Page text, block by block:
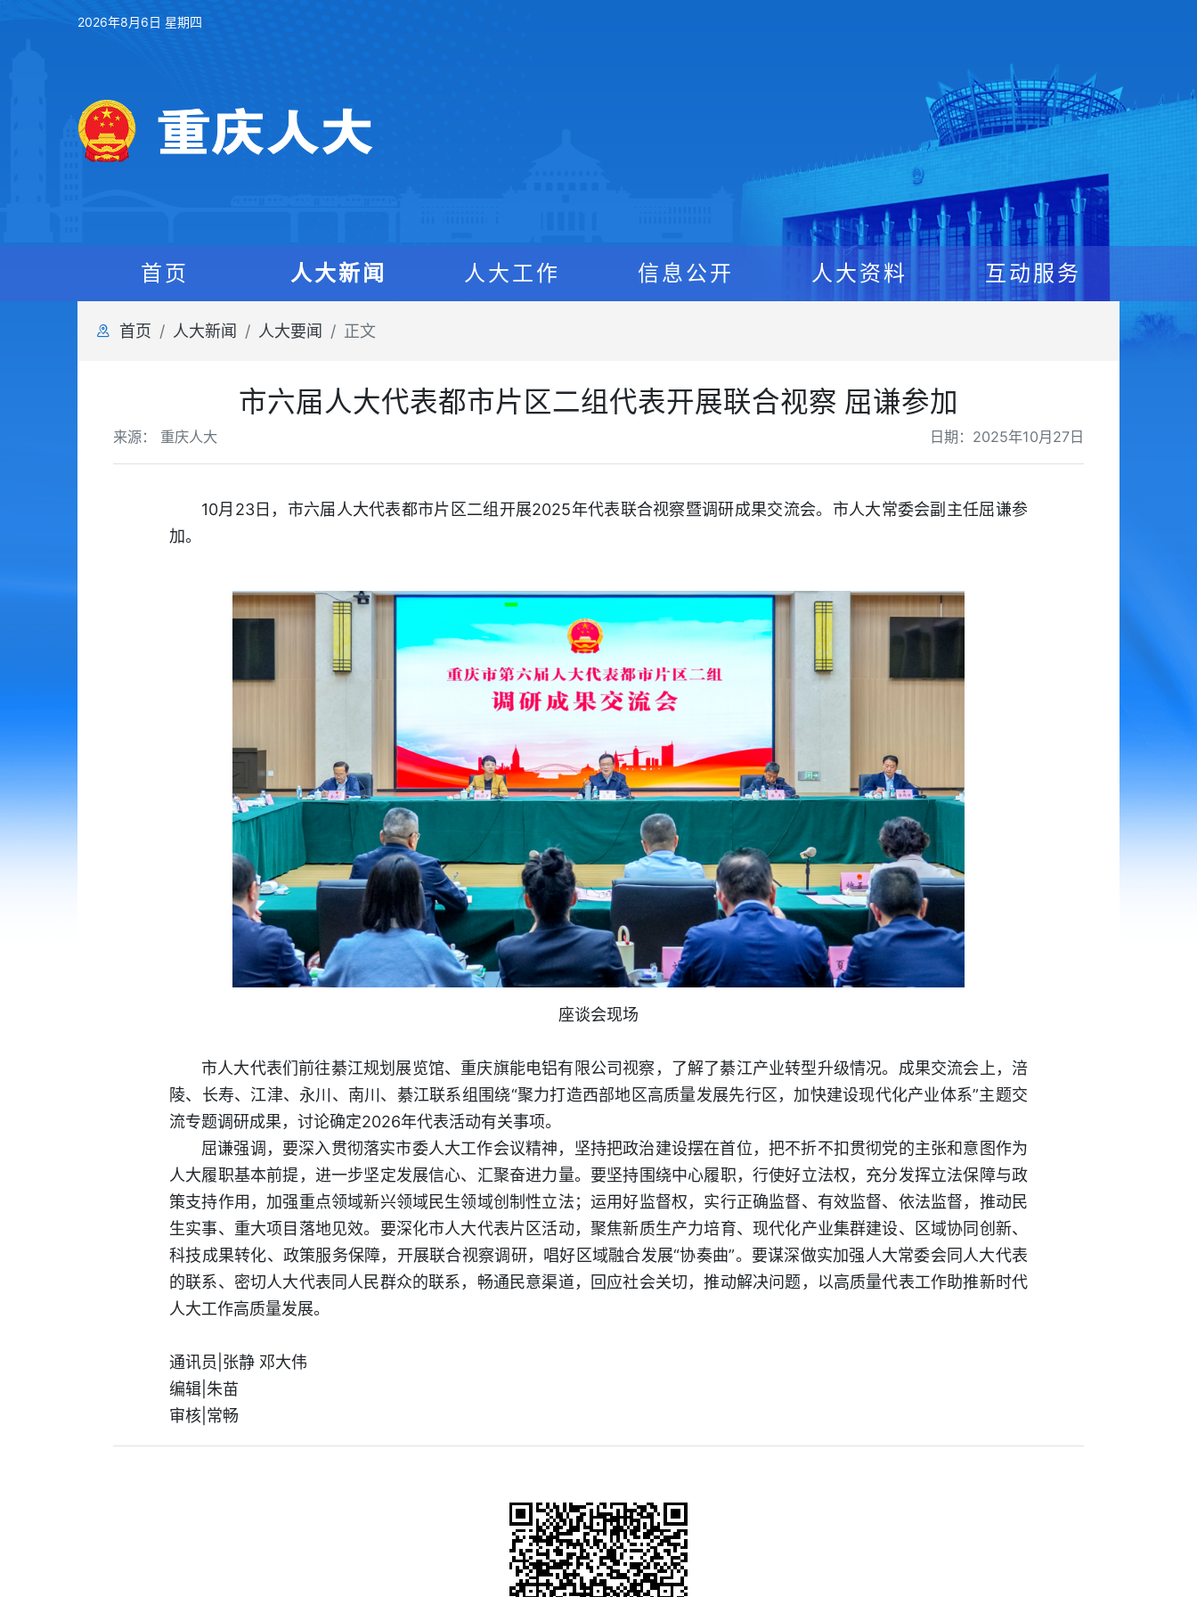
2026年8月6日 星期四
首页 人大新闻 人大工作 信息公开 人大资料 互动服务
首页 人大新闻 人大要闻 正文
市六届人大代表都市片区二组代表开展联合视察 屈谦参加
日期：2025年10月27日
来源： 重庆人大
10月23日，市六届人大代表都市片区二组开展2025年代表联合视察暨调研成果交流会。市人大常委会副主任屈谦参
加。
座谈会现场
市人大代表们前往綦江规划展览馆、重庆旗能电铝有限公司视察，了解了綦江产业转型升级情况。成果交流会上，涪
陵、长寿、江津、永川、南川、綦江联系组围绕“聚力打造西部地区高质量发展先行区，加快建设现代化产业体系”主题交
流专题调研成果，讨论确定2026年代表活动有关事项。
屈谦强调，要深入贯彻落实市委人大工作会议精神，坚持把政治建设摆在首位，把不折不扣贯彻党的主张和意图作为
人大履职基本前提，进一步坚定发展信心、汇聚奋进力量。要坚持围绕中心履职，行使好立法权，充分发挥立法保障与政
策支持作用，加强重点领域新兴领域民生领域创制性立法；运用好监督权，实行正确监督、有效监督、依法监督，推动民
生实事、重大项目落地见效。要深化市人大代表片区活动，聚焦新质生产力培育、现代化产业集群建设、区域协同创新、
科技成果转化、政策服务保障，开展联合视察调研，唱好区域融合发展“协奏曲”。要谋深做实加强人大常委会同人大代表
的联系、密切人大代表同人民群众的联系，畅通民意渠道，回应社会关切，推动解决问题，以高质量代表工作助推新时代
人大工作高质量发展。
通讯员|张静 邓大伟
编辑|朱苗
审核|常畅